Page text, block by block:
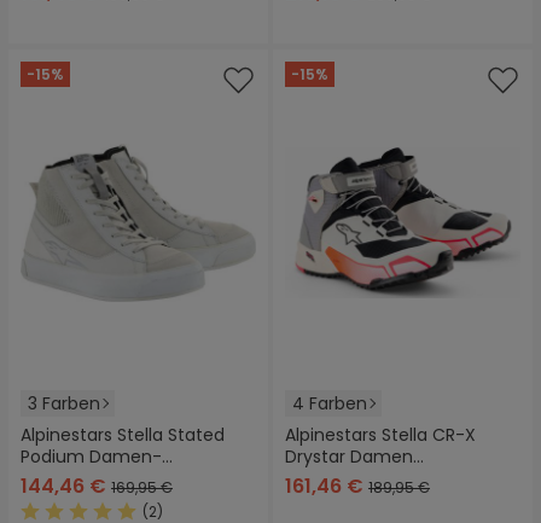
-15%
3 Farben
Alpinestars Stella Stated
Podium Damen-
Motorradschuhe
144,46 € 169,95 €
(2)
-15%
4 Farben
Alpinestars Stella CR-X
Drystar Damen
Motorradschuhe
161,46 € 189,95 €